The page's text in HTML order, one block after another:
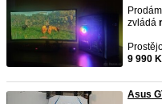
zvládá
9 990
Asus